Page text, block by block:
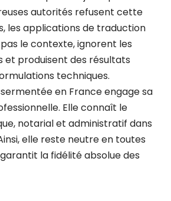
autorités refusent cette
les applications de traduction
le contexte, ignorent les
et produisent des résultats
techniques.
en France engage sa
Elle connaît le
notarial et administratif dans
elle reste neutre en toutes
la fidélité absolue des